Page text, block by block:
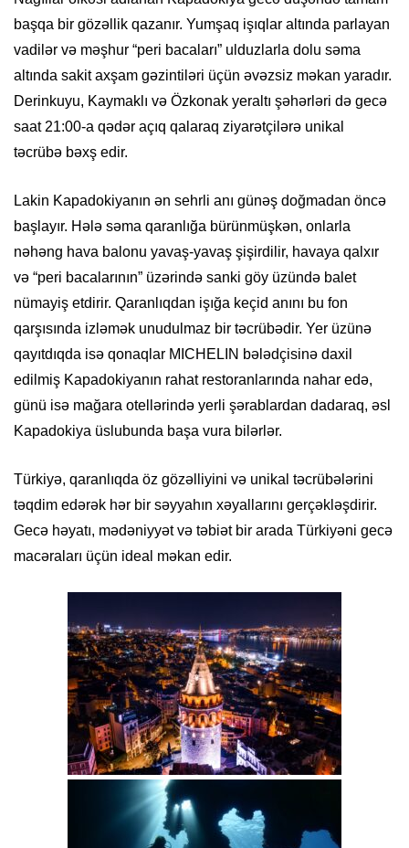
başqa bir gözəllik qazanır. Yumşaq işıqlar altında parlayan
vadilər və məşhur “peri bacaları” ulduzlarla dolu səma
altında sakit axşam gəzintiləri üçün əvəzsiz məkan yaradır.
Derinkuyu, Kaymaklı və Özkonak yeraltı şəhərləri də gecə
saat 21:00-a qədər açıq qalaraq ziyarətçilərə unikal
təcrübə bəxş edir.
Lakin Kapadokiyanın ən sehrli anı günəş doğmadan öncə
başlayır. Hələ səma qaranlığa bürünmüşkən, onlarla
nəhəng hava balonu yavaş-yavaş şişirdilir, havaya qalxır
və “peri bacalarının” üzərində sanki göy üzündə balet
nümayiş etdirir. Qaranlıqdan işığa keçid anını bu fon
qarşısında izləmək unudulmaz bir təcrübədir. Yer üzünə
qayıtdıqda isə qonaqlar MICHELIN bələdçisinə daxil
edilmiş Kapadokiyanın rahat restoranlarında nahar edə,
günü isə mağara otellərində yerli şərablardan dadaraq, əsl
Kapadokiya üslubunda başa vura bilərlər.
Türkiyə, qaranlıqda öz gözəlliyini və unikal təcrübələrini
təqdim edərək hər bir səyyahın xəyallarını gerçəkləşdirir.
Gecə həyatı, mədəniyyət və təbiət bir arada Türkiyəni gecə
macəraları üçün ideal məkan edir.